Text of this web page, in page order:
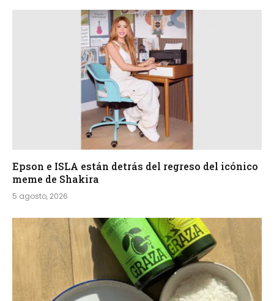
Epson e ISLA están detrás del regreso del icónico
meme de Shakira
5 agosto, 2026